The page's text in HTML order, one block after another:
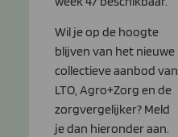
Wil je op de hoogte
blijven van het nieuwe
collectieve aanbod van
LTO, Agro+Zorg en de
zorgvergelijker? Meld
je dan hieronder aan.